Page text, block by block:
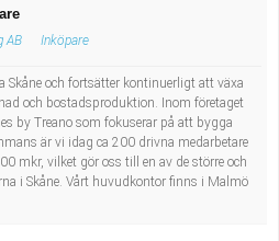
AB Inköpare
Skåne och fortsätter kontinuerligt att växa
och bostadsproduktion. Inom företaget
by Treano som fokuserar på att bygga
är vi idag ca 200 drivna medarbetare
mkr, vilket gör oss till en av de större och
i Skåne. Vårt huvudkontor finns i Malmö